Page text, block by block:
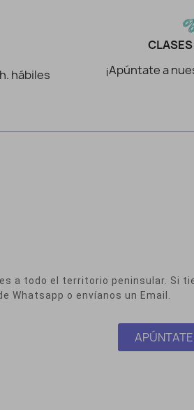
hábiles
¡Apúntate a
a todo el territorio peninsular. Si
Whatsapp o envíanos un Email.